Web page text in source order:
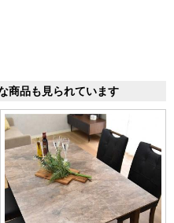
商品も見られています